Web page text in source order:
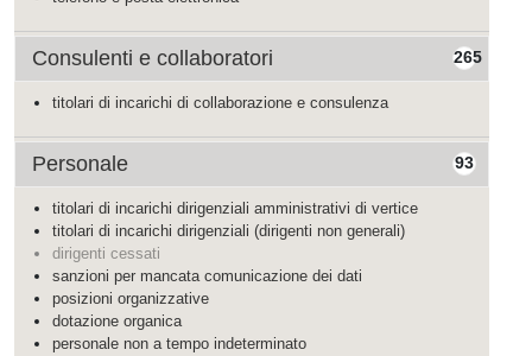
265
Consulenti e collaboratori
titolari di incarichi di collaborazione e consulenza
93
Personale
titolari di incarichi dirigenziali amministrativi di vertice
titolari di incarichi dirigenziali (dirigenti non generali)
dirigenti cessati
sanzioni per mancata comunicazione dei dati
posizioni organizzative
dotazione organica
personale non a tempo indeterminato